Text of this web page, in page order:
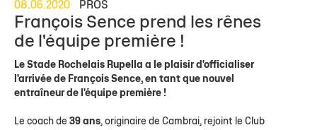
08.06.2020 PROS
François Sence prend les rênes
de l'équipe première !
Le Stade Rochelais Rupella a le plaisir d'officialiser
l'arrivée de François Sence, en tant que nouvel
entraîneur de l'équipe première !
Le coach de 39 ans, originaire de Cambrai, rejoint le Club